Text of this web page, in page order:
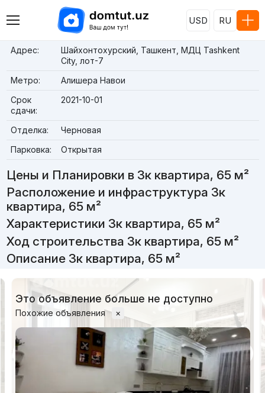
USD RU
Адрес:
Шайхонтохурский, Ташкент, МДЦ Tashkent
City, лот-7
Метро:
Алишера Навои
Срок
сдачи:
2021-10-01
Отделка:
Черновая
Парковка:
Открытая
Цены и Планировки в 3к квартира, 65 м²
Расположение и инфраструктура 3к
квартира, 65 м²
Характеристики 3к квартира, 65 м²
Ход строительства 3к квартира, 65 м²
Описание 3к квартира, 65 м²
Это объявление больше не доступно
Похожие объявления ×